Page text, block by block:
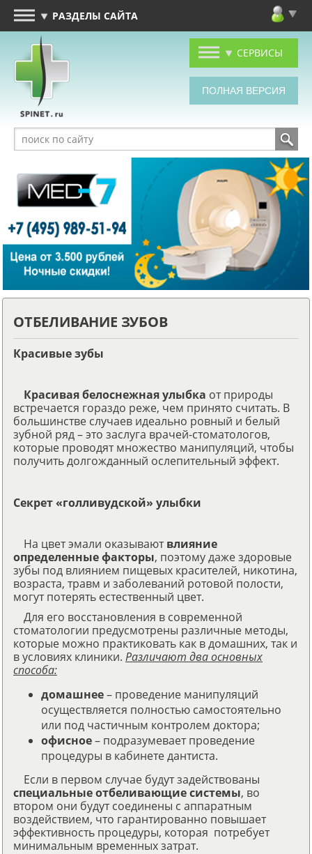
РАЗДЕЛЫ САЙТА
СЕРВИСЫ
ОТБЕЛИВАНИЕ ЗУБОВ
Красивые зубы
Красивая белоснежная улыбка от природы
встречается гораздо реже, чем принято считать. В
большинстве случаев идеально ровный и белый
зубной ряд – это заслуга врачей-стоматологов,
которые проводят множество манипуляций, чтобы
получить долгожданный ослепительный эффект.
Секрет «голливудской» улыбки
На цвет эмали оказываютвлияние
определенные факторы, поэтому даже здоровые
зубы под влиянием пищевых красителей, никотина,
возраста, травм и заболеваний ротовой полости,
могут потерять естественный цвет.
Для его восстановления в современной
стоматологии предусмотрены различные методы,
которые можно практиковать как в домашних, так и
в условиях клиники. Различают два основных
способа:
домашнее– проведение манипуляций
осуществляется полностью самостоятельно
или под частичным контролем доктора;
офисное– подразумевает проведение
процедуры в кабинете дантиста.
Если в первом случае будут задействованы
специальные отбеливающие системы, во
втором они будут соединены с аппаратным
воздействием, что гарантированно повышает
эффективность процедуры, которая потребует
минимальным временных затрат.